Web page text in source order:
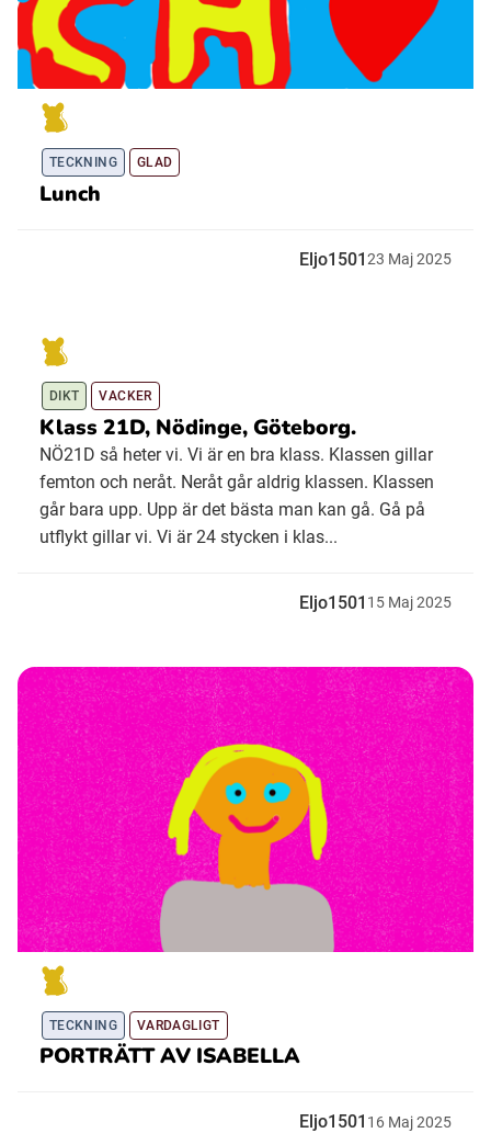
TECKNING GLAD
Lunch
Eljo150123 Maj2025
DIKT VACKER
Klass 21D, Nödinge, Göteborg.
NÖ21D så heter vi. Vi är en bra klass. Klassen gillar
femton och neråt. Neråt går aldrig klassen. Klassen
går bara upp. Upp är det bästa man kan gå. Gå på
utflykt gillar vi. Vi är 24 stycken i klas...
Eljo1501 15 Maj2025
TECKNING VARDAGLIGT
PORTRÄTT AV ISABELLA
Eljo1501 16 Maj2025